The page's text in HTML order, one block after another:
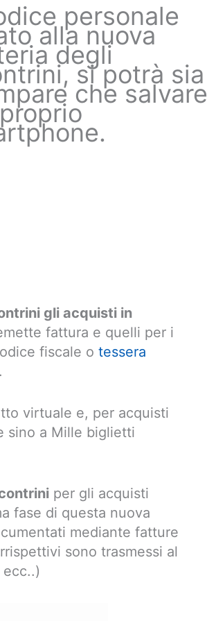
personale
alla nuova
degli
si potrà sia
che salvare
gli acquisti in
fattura e quelli per i
fiscale o tessera
virtuale e, per acquisti
sino a Mille biglietti
per gli acquisti
fase di questa nuova
mediante fatture
sono trasmessi al